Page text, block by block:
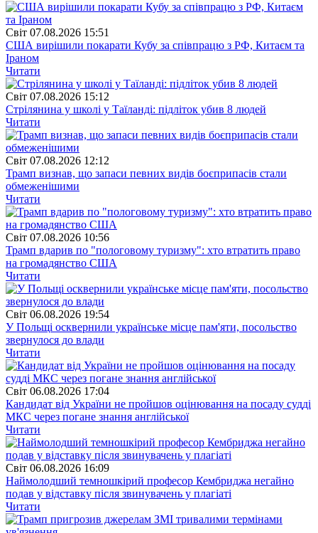
Свiт 07.08.2026 15:51
США вирішили покарати Кубу за співпрацю з РФ, Китаєм та
Іраном
Читати
Свiт 07.08.2026 15:12
Стрілянина у школі у Таїланді: підліток убив 8 людей
Читати
Свiт 07.08.2026 12:12
Трамп визнав, що запаси певних видів боєприпасів стали
обмеженішими
Читати
Свiт 07.08.2026 10:56
Трамп вдарив по "пологовому туризму": хто втратить право
на громадянство США
Читати
Свiт 06.08.2026 19:54
У Польщі осквернили українське місце пам'яти, посольство
звернулося до влади
Читати
Свiт 06.08.2026 17:04
Кандидат від України не пройшов оцінювання на посаду судді
МКС через погане знання англійської
Читати
Свiт 06.08.2026 16:09
Наймолодший темношкірий професор Кембриджа негайно
подав у відставку після звинувачень у плагіаті
Читати